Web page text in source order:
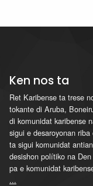
Ken nos ta
Ret Karibense ta trese
tokante di Aruba,
di komunidat karibense
sigui e desaroyonan
ta sigui komunidat
desishon polítiko na
pa e komunidat
...